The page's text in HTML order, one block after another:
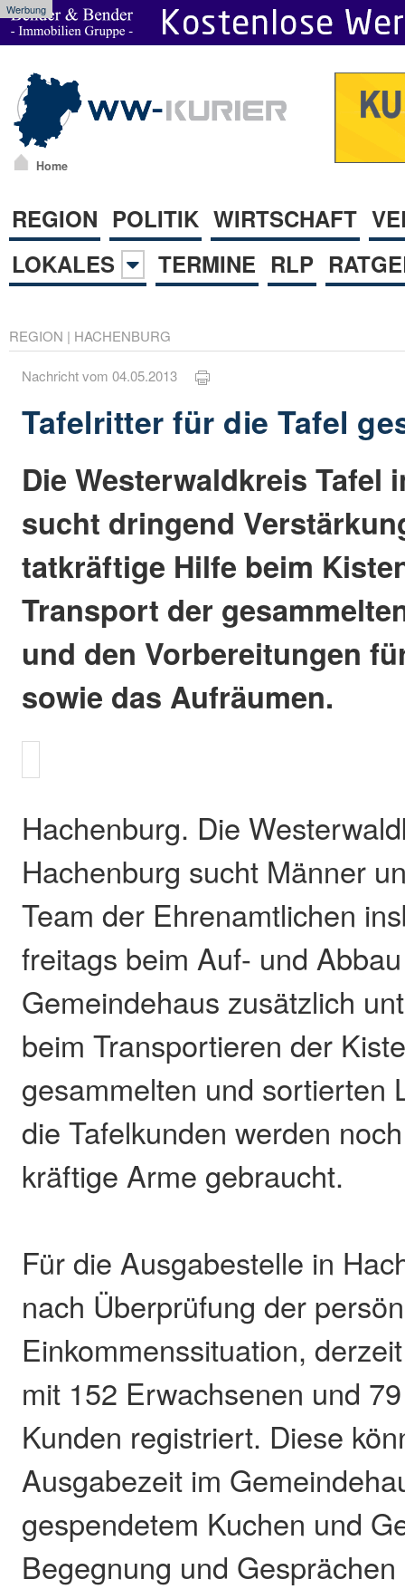
Werbung
Home
REGION POLITIK WIRTSCHAFT
LOKALES
TERMINE RLP
REGION | HACHENBURG
Nachricht vom 04.05.2013
Tafelritter für die Tafel
Die Westerwaldkreis Tafel
sucht dringend
tatkräftige Hilfe beim
Transport der
und den Vorbereitungen
sowie das Aufräumen.
Hachenburg. Die
Hachenburg sucht Männer
Team der Ehrenamtlichen
freitags beim Auf- und
Gemeindehaus zusätzlich
beim Transportieren der
gesammelten und sortierten
die Tafelkunden werden
kräftige Arme gebraucht.
Für die Ausgabestelle in
nach Überprüfung der
Einkommenssituation,
mit 152 Erwachsenen und
Kunden registriert. Diese
Ausgabezeit im
gespendetem Kuchen und
Begegnung und